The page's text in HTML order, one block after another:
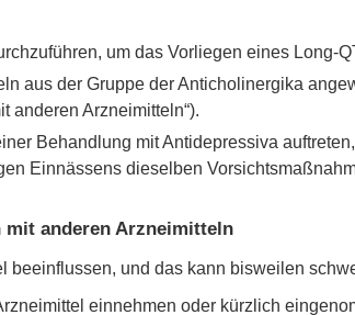
um das Vorliegen eines Long-
aus der Gruppe der Anticholinergika
anderen Arzneimitteln“).
Behandlung mit Antidepressiva
Einnässens dieselben
mit anderen Arzneimitteln
beeinflussen, und das kann bisweilen
einnehmen oder kürzlich